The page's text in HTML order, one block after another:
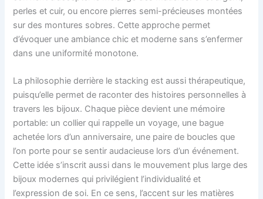
perles et cuir, ou encore pierres semi-précieuses montées
sur des montures sobres. Cette approche permet
d’évoquer une ambiance chic et moderne sans s’enfermer
dans une uniformité monotone.
La philosophie derrière le stacking est aussi thérapeutique,
puisqu’elle permet de raconter des histoires personnelles à
travers les bijoux. Chaque pièce devient une mémoire
portable: un collier qui rappelle un voyage, une bague
achetée lors d’un anniversaire, une paire de boucles que
l’on porte pour se sentir audacieuse lors d’un événement.
Cette idée s’inscrit aussi dans le mouvement plus large des
bijoux modernes qui privilégient l’individualité et
l’expression de soi. En ce sens, l’accent sur les matières